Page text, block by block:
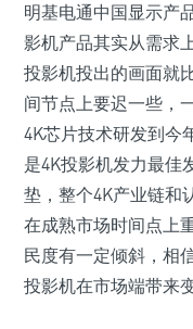
明基电通中国显示产
影机产品其实从需求
投影机投出的画面就
间节点上要迟一些，
4K芯片技术研发到今
是4K投影机发力最佳
垫，整个4K产业链和
在成熟市场时间点上
民度有一定倾斜，相
投影机在市场端带来变